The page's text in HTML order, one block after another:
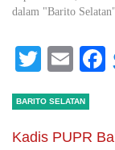
dalam "Barito Selatan"
BARITO SELATAN
Kadis PUPR